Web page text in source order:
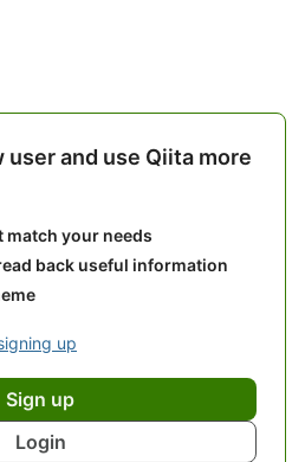
user and use Qiita more
match your needs
back useful information
up
Sign up
Login